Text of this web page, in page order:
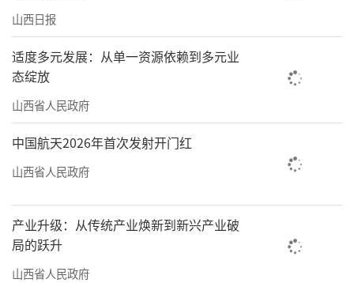
山西日报
适度多元发展：从单一资源依赖到多元业
态绽放
山西省人民政府
中国航天2026年首次发射开门红
山西省人民政府
产业升级：从传统产业焕新到新兴产业破
局的跃升
山西省人民政府